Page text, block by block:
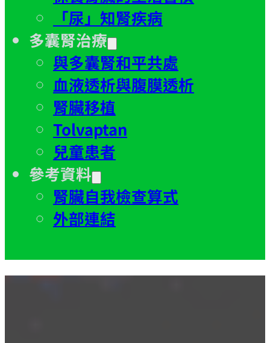
「尿」知腎疾病
多囊腎治療
與多囊腎和平共處
血液透析與腹膜透析
腎臟移植
Tolvaptan
兒童患者
參考資料
腎臟自我檢查算式
外部連結